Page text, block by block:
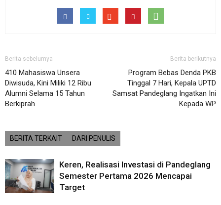
Berita sebelumya
410 Mahasiswa Unsera
Diwisuda, Kini Miliki 12 Ribu
Alumni Selama 15 Tahun
Berkiprah
Berita berikutnya
Program Bebas Denda PKB
Tinggal 7 Hari, Kepala UPTD
Samsat Pandeglang Ingatkan Ini
Kepada WP
BERITA TERKAIT DARI PENULIS
Keren, Realisasi Investasi di Pandeglang
Semester Pertama 2026 Mencapai
Target